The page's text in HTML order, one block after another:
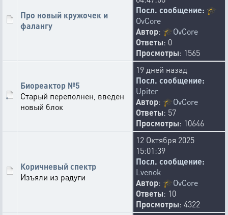
Про новый кружочек и
фалангу
Посл. сообщение: 🎓
OvCore
Автор: 🎓OvCore
Ответы: 0
Просмотры: 1565
Биореактор №5
Старый переполнен, введен
новый блок
19 дней назад
Посл. сообщение:
Upiter
Автор: 🎓OvCore
Ответы: 57
Просмотры: 10646
Коричневый спектр
Изъяли из радуги
12 Октября 2025
15:01:39
Посл. сообщение:
Lvenok
Автор: 🎓OvCore
Ответы: 10
Просмотры: 4322